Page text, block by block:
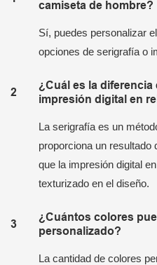
camiseta de hombre?
Sí, puedes personalizar
opciones de serigrafía o
2
¿Cuál es la diferencia
impresión digital en
La serigrafía es un
proporciona un resultado
que la impresión digital
texturizado en el diseño.
3
¿Cuántos colores
personalizado?
La cantidad de colores